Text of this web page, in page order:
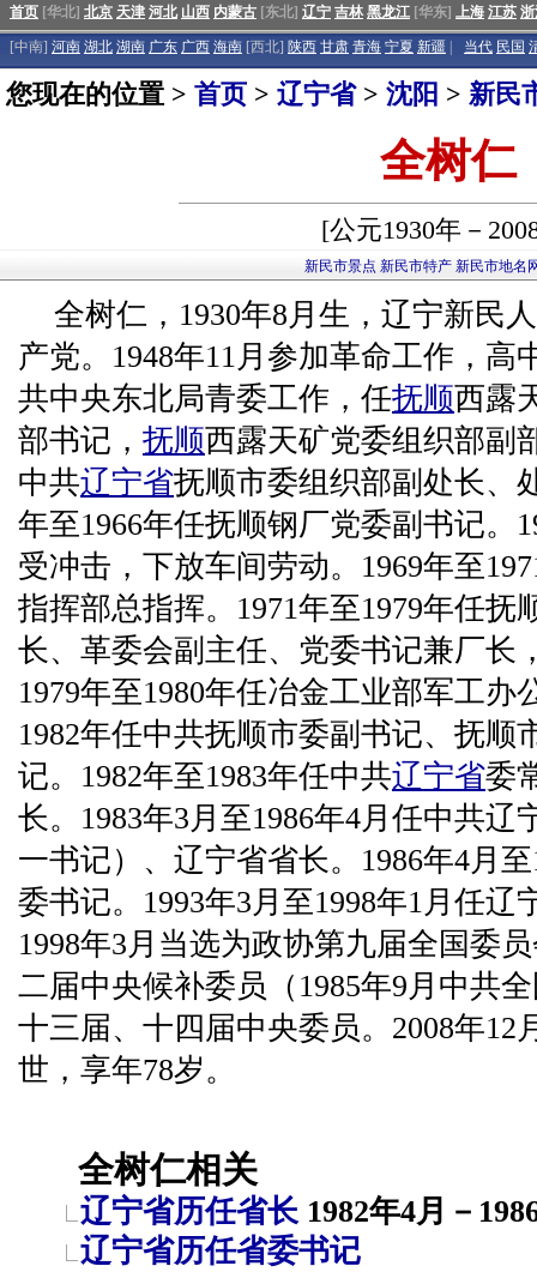
首页 [华北] 北京 天津 河北 山西 内蒙古 [东北] 辽宁 吉林 黑龙江 [华东] 上海 江苏
[中南] 河南 湖北 湖南 广东 广西 海南 [西北] 陕西 甘肃 青海 宁夏 新疆 当代 民国
您现在的位置 > 首页 > 辽宁省> 沈阳 > 新民
全树仁
[公元1930年－
新民市景点 新民市特产 新民市地名
全树仁，1930年8月生，辽宁新民
产党。1948年11月参加革命工作，高
共中央东北局青委工作，任抚顺西露
部书记， 抚顺西露天矿党委组织部副
中共辽宁省抚顺市委组织部副处长、
年至1966年任抚顺钢厂党委副书记。
受冲击，下放车间劳动。1969年至
指挥部总指挥。1971年至1979年任抚
长、革委会副主任、党委书记兼厂长
1979年至1980年任冶金工业部军工办
1982年任中共抚顺市委副书记、抚顺
记。1982年至1983年任中共辽宁省委
长。1983年3月至1986年4月任中共
一书记）、辽宁省省长。1986年4月
委书记。1993年3月至1998年1月任辽
1998年3月当选为政协第九届全国委
二届中央候补委员（1985年9月中共
十三届、十四届中央委员。2008年12
世，享年78岁。
全树仁相关
辽宁省历任省长1982年4月－
辽宁省历任省委书记